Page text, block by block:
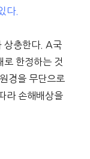
다.
상충한다. A국
로 한정하는 것
경을 무단으로
라 손해배상을